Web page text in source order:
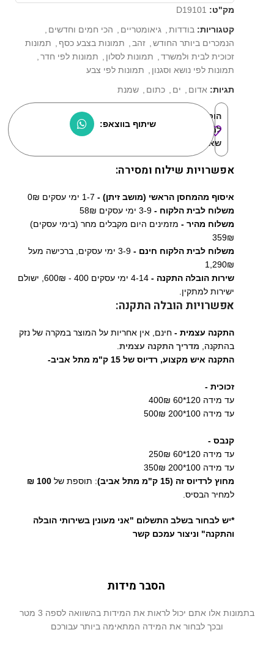
מק"ט: D19101
קטגוריות: בודדות, גיאומטריים , הכי חמים וחדשים ,
הנמכרים ביותר החודש, זהב, תמונות בצבע כסף , תמונות
זכוכית לבית ולמשרד, תמונות לסלון , תמונות לפי חדר,
תמונות לפי נושא וסגנון , תמונות לפי צבע
תגיות: אדום , ים , כתום , שמנת
הוסף
למוצרים
שאהבתי:
שיתוף בווצאפ:
אפשרויות שילוח ומסירה:
איסוף מהמחסן הראשי (מושב זיתן) -
משלוח לבית הלקוח - 3-9 ימי עסקים 58₪
משלוח מהיר - מזמינים היום מקבלים מחר (בימי עסקים)
359₪
משלוח לבית הלקוח חינם -
3-9 ימי עסקים, ברכישה מעל
1,290₪
שירות הובלה התקנה -
4-14 ימי עסקים 400 - 600₪, ישולם
ישירות למתקין.
אפשרויות הובלה התקנה:
התקנה עצמית - חינם, אין אחריות על המוצר במקרה של נזק
בהתקנה, מדריך התקנה עצמית.
התקנה איש מקצוע, רדיוס של 15 ק"מ מתל אביב-
זכוכית -
עד מידה 120*60 400₪
עד מידה 100*200 500₪
קנבס -
עד מידה 120*60 250₪
עד מידה 100*200 350₪
מחוץ לרדיוס זה (15 ק"מ מתל אביב)
: תוספת של 100 ₪
למחיר הבסיס.
*יש לבחור בשלב התשלום "אני מעונין בשירותי הובלה
והתקנה" וניצור עמכם קשר
הסבר מידות
בתמונות אלו אתם יכול לראות את המידות בהשוואה לספה 3 מטר
ובכך לבחור את המידה המתאימה ביותר עבורכם